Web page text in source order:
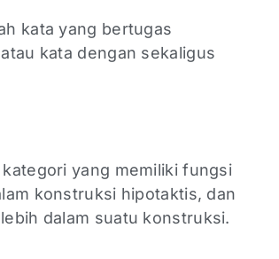
kata yang bertugas
kata dengan sekaligus
yang memiliki fungsi
konstruksi hipotaktis, dan
dalam suatu konstruksi.